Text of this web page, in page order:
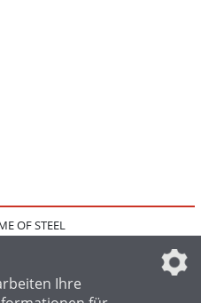
OF STEEL
IMPRESSUM
Ihre